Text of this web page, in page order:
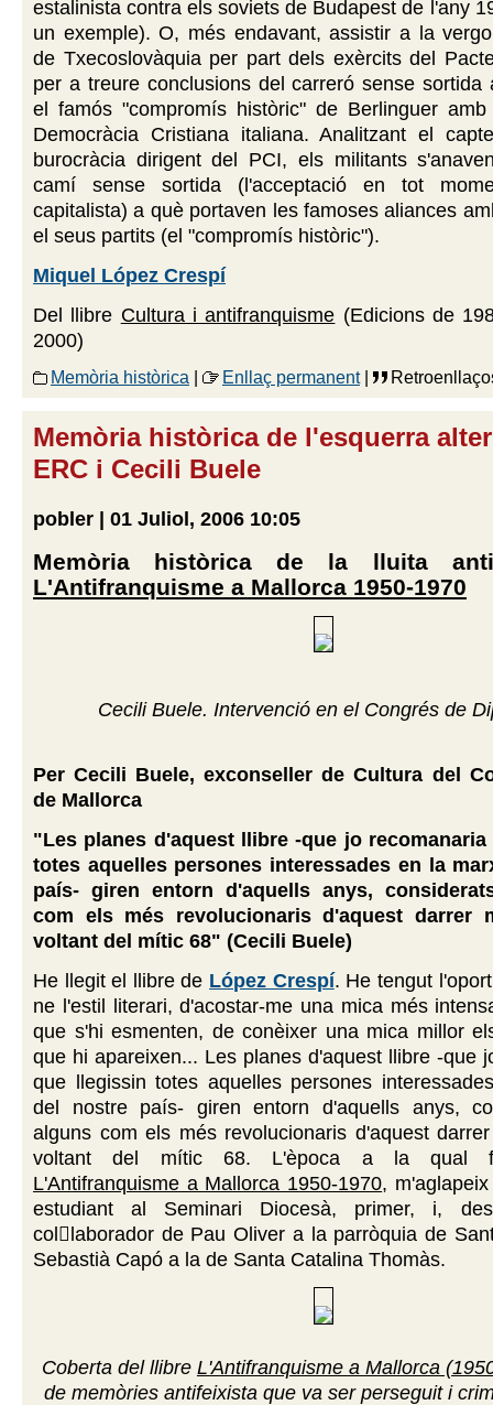
estalinista contra els soviets de Budapest de l'any
un exemple). O, més endavant, assistir a la
de Txecoslovàquia per part dels exèrcits del
per a treure conclusions del carreró sense sortida
el famós "compromís històric" de Berlinguer
Democràcia Cristiana italiana. Analitzant el
burocràcia dirigent del PCI, els militants
camí sense sortida (l'acceptació en tot
capitalista) a què portaven les famoses aliances
el seus partits (el "compromís històric").
Miquel López Crespí
Del llibre Cultura i antifranquisme (Edicions de
2000)
Memòria històrica Enllaç permanent|
Memòria històrica de l'esquerra
ERC i Cecili Buele
pobler | 01 Juliol, 2006 10:05
Memòria històrica de la lluita
L'Antifranquisme a Mallorca 1950-1970
Cecili Buele. Intervenció en el Congrés de
Per Cecili Buele, exconseller de Cultura del
de Mallorca
"Les planes d'aquest llibre -que jo
totes aquelles persones interessades en la
país- giren entorn d'aquells anys,
com els més revolucionaris d'aquest darrer
voltant del mític 68" (Cecili Buele)
He llegit el llibre de López Crespí. He tengut
ne l'estil literari, d'acostar-me una mica més
que s'hi esmenten, de conèixer una mica millor
que hi apareixen... Les planes d'aquest llibre -que
que llegissin totes aquelles persones
del nostre país- giren entorn d'aquells anys,
alguns com els més revolucionaris d'aquest
voltant del mític 68. L'època a la qual
L'Antifranquisme a Mallorca 1950-1970,
estudiant al Seminari Diocesà, primer, i,
collaborador de Pau Oliver a la parròquia de
Sebastià Capó a la de Santa Catalina Thomàs.
Coberta del llibre L'Antifranquisme a Mallorca
de memòries antifeixista que va ser perseguit i